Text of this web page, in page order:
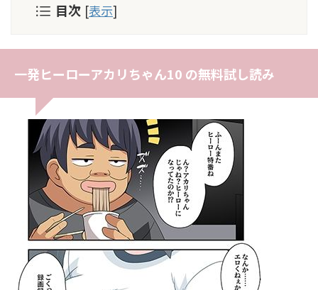
目次 [表示]
一発ヒーローアカリちゃん10 の無料試し読み